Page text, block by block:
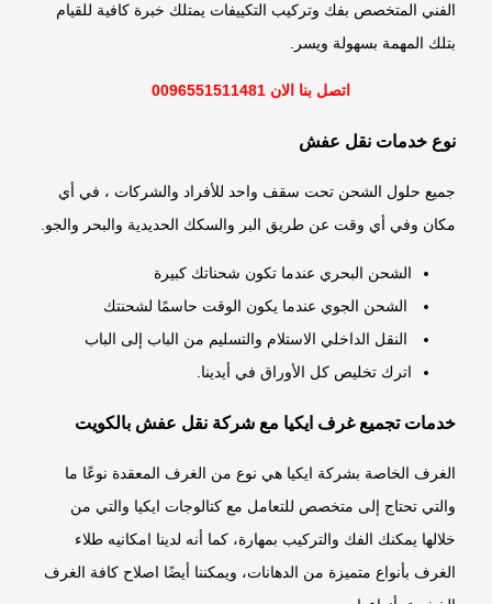
الفني المتخصص بفك وتركيب التكييفات يمتلك خبرة كافية للقيام
بتلك المهمة بسهولة ويسر.
اتصل بنا الان 0096551511481
نوع خدمات نقل عفش
جميع حلول الشحن تحت سقف واحد للأفراد والشركات ، في أي
مكان وفي أي وقت عن طريق البر والسكك الحديدية والبحر والجو.
الشحن البحري عندما تكون شحناتك كبيرة
الشحن الجوي عندما يكون الوقت حاسمًا لشحنتك
النقل الداخلي الاستلام والتسليم من الباب إلى الباب
اترك تخليص كل الأوراق في أيدينا.
خدمات تجميع غرف ايكيا مع شركة نقل عفش بالكويت
الغرف الخاصة بشركة ايكيا هي نوع من الغرف المعقدة نوعًا ما
والتي تحتاج إلى متخصص للتعامل مع كتالوجات ايكيا والتي من
خلالها يمكنك الفك والتركيب بمهارة، كما أنه لدينا امكانيه طلاء
الغرف بأنواع متميزة من الدهانات، ويمكننا أيضًا اصلاح كافة الغرف